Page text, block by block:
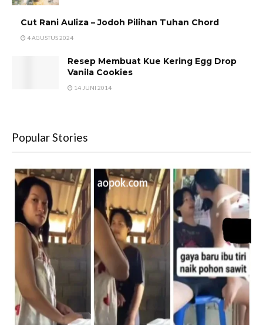
Cut Rani Auliza – Jodoh Pilihan Tuhan Chord
4 AGUSTUS 2024
Resep Membuat Kue Kering Egg Drop
Vanila Cookies
14 JUNI 2014
Popular Stories